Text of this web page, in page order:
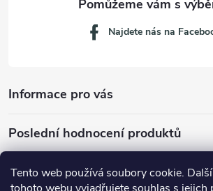
Tento web používá soubory cookie.
Informace pro vás
Najdete nás na
Poslední hodnocení produktů